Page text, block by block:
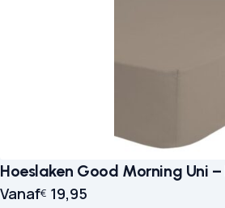
Hoeslaken Good Morning Uni
Vanaf€ 19,95